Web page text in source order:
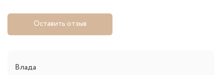
Оставить отзыв
Влада